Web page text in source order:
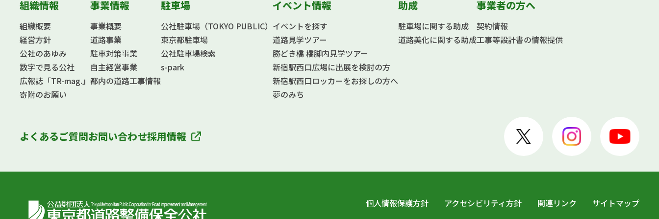
組織情報
組織概要
経営方針
公社のあゆみ
数字で見る公社
広報誌「TR-mag.」
寄附のお願い
事業情報
事業概要
道路事業
駐車対策事業
自主経営事業
都内の道路工事情報
駐車場
公社駐車場（TOKYO PUBLIC）
東京都駐車場
公社駐車場検索
s-park
イベント情報
イベントを探す
道路見学ツアー
勝どき橋 橋脚内見学ツアー
新宿駅西口広場に出展を検討の方
新宿駅西口ロッカーをお探しの方へ
夢のみち
助成
駐車場に関する助成
道路美化に関する助成
事業者の方へ
契約情報
工事等設計書の情報提供
よくあるご質問お問い合わせ採用情報
個人情報保護方針 アクセシビリティ方針 関連リンク
サイトマップ